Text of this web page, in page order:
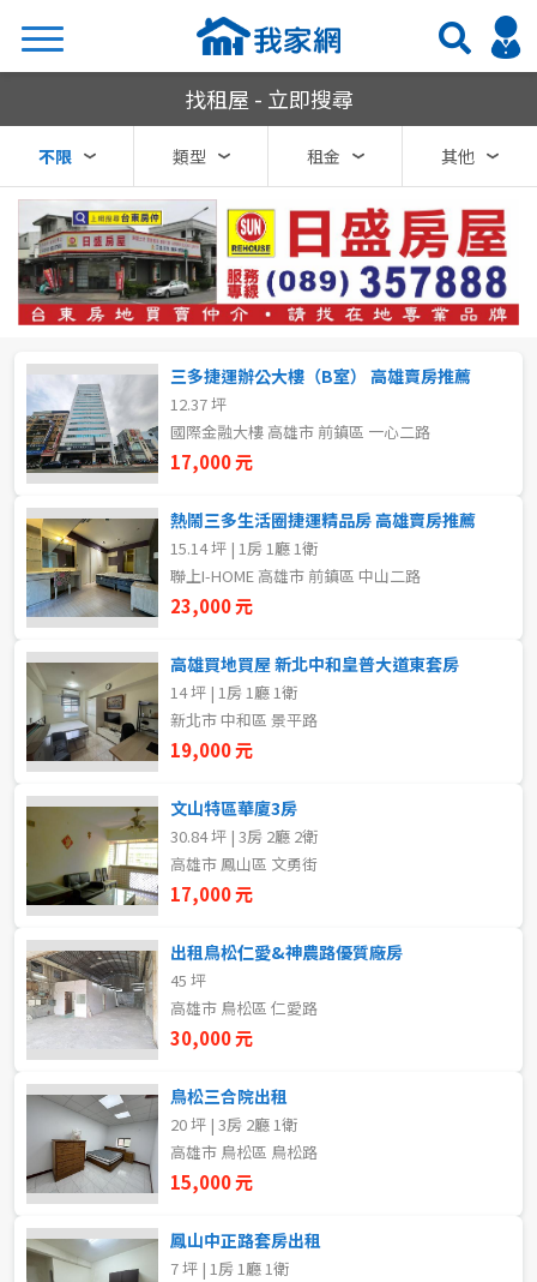
熱門關鍵字
不限
台北市
基隆市
新北市
宜蘭縣
桃園市
新竹市
新竹縣
苗栗縣
台中市
彰化縣
南投縣
雲林縣
嘉義市
嘉義縣
台南市
高雄市
類型(可複選)
不拘 整層住家 獨立套房
雅房 其他住宅
辦公 住辦 廠房
車位
坪數
不拘
20~30 坪
40~50 坪
60~70 坪
80坪以上
我家網房屋租賃
找租屋 - 立即搜尋
不限 類型 租金 其他
三多捷運辦公大樓（B室） 高雄賣房推薦
12.37 坪
國際金融大樓 高雄市 前鎮區 一心二路
17,000 元
熱鬧三多生活圈捷運精品房 高雄賣房推薦
15.14 坪 | 1房 1廳 1衛
聯上I-HOME 高雄市 前鎮區 中山二路
23,000 元
高雄買地買屋 新北中和皇普大道東套房
14 坪 | 1房 1廳 1衛
新北市 中和區 景平路
19,000 元
文山特區華廈3房
30.84 坪 | 3房 2廳 2衛
高雄市 鳳山區 文勇街
17,000 元
出租鳥松仁愛&神農路優質廠房
45 坪
高雄市 鳥松區 仁愛路
30,000 元
鳥松三合院出租
20 坪 | 3房 2廳 1衛
高雄市 鳥松區 鳥松路
15,000 元
鳳山中正路套房出租
7 坪 | 1房 1廳 1衛